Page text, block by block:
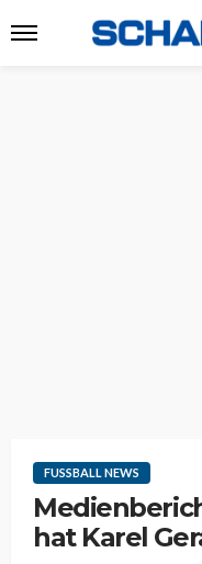
FUSSBALL NEWS
hat Karel